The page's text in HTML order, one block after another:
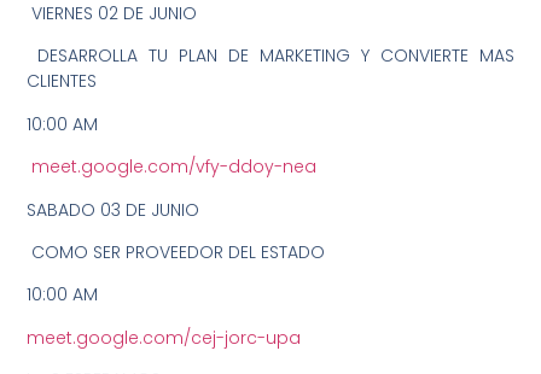
️ VIERNES 02 DE JUNIO
DESARROLLA TU PLAN DE MARKETING Y CONVIERTE MAS
CLIENTES
10:00 AM
meet.google.com/vfy-ddoy-nea
SABADO 03 DE JUNIO
COMO SER PROVEEDOR DEL ESTADO
10:00 AM
meet.google.com/cej-jorc-upa